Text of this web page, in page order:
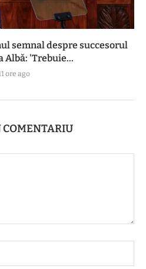
semnal despre succesorul
Albă: 'Trebuie...
ore ago